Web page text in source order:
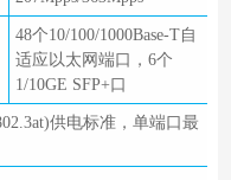
48个10/100/1000Base-T自
适应以太网端口，6个
1/10GE SFP+口
供电标准，单端口最